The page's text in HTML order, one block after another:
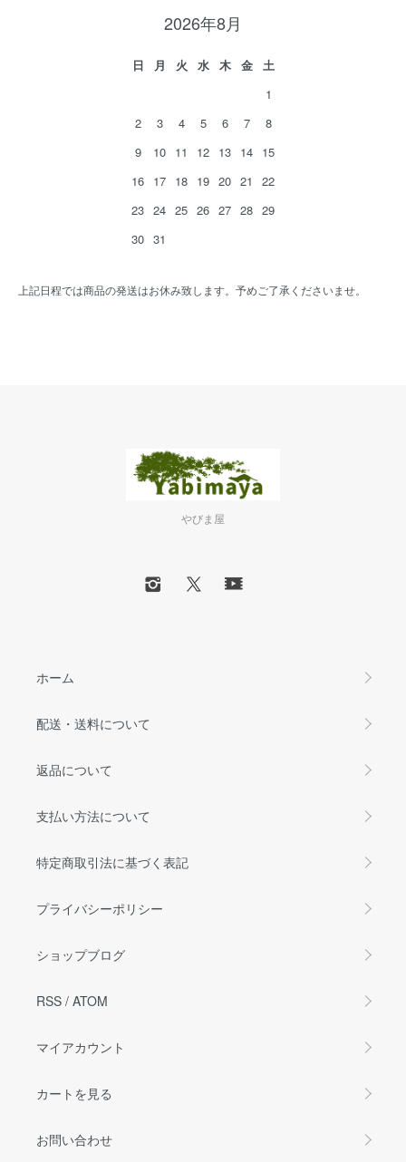
2026年8月
日 月 火 水 木 金
土
1
2
3 4 5 6 7
8
9
10 11 12 13 14 15
16 17 18 19 20 21
22
23 24 25 26 27 28 29
30 31
上記日程では商品の発送はお休み致します。予めご了承くださいませ。
やびま屋
ホーム
配送・送料について
返品について
支払い方法について
特定商取引法に基づく表記
プライバシーポリシー
ショップブログ
RSS / ATOM
マイアカウント
カートを見る
お問い合わせ